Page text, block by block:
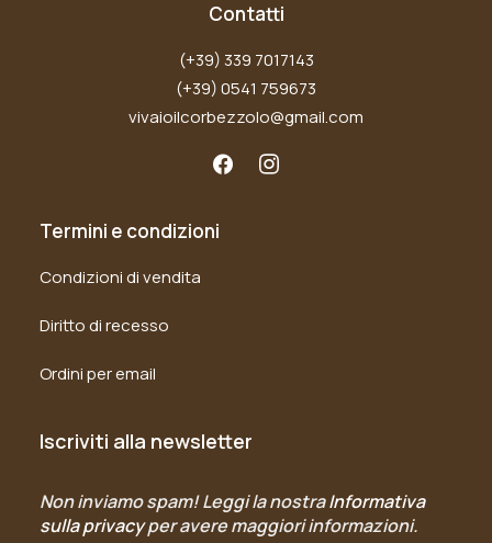
Contatti
(+39) 339 7017143
(+39) 0541 759673
vivaioilcorbezzolo@gmail.com
Termini e condizioni
Condizioni di vendita
Diritto di recesso
Ordini per email
Iscriviti alla newsletter
Non inviamo spam! Leggi la nostraInformativa
sulla privacyper avere maggiori informazioni.